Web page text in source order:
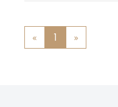
« Previous
1 »